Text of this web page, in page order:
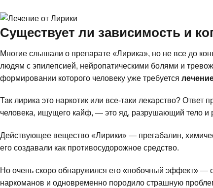
Существует ли зависимость и
Многие слышали о препарате «Лирика», но не все до
людям с эпилепсией, нейропатическими болями и
формировании которого человеку уже требуется
Так лирика это наркотик или все-таки лекарство? Ответ
человека, ищущего кайф, — это яд, разрушающий тело и
Действующее вещество «Лирики» — прегабалин,
его создавали как противосудорожное средство.
Но очень скоро обнаружился его «побочный эффект» —
наркоманов и одновременно породило страшную